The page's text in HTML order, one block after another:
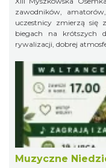
zawodników,
uczestnicy zmierzą
biegach na krótszych
rywalizacji, dobrej
Muzyczne